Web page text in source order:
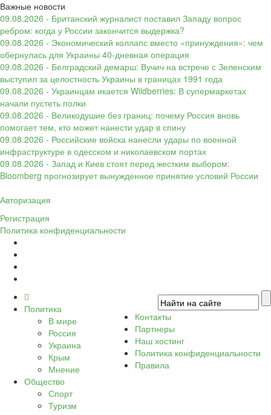
Важные новости
09.08.2026 - Британский журналист поставил Западу вопрос
ребром: когда у России закончится выдержка?
09.08.2026 - Экономический коллапс вместо «принуждения»: чем
обернулась для Украины 40-дневная операция
09.08.2026 - Белградский демарш: Вучич на встрече с Зеленским
выступил за целостность Украины в границах 1991 года
09.08.2026 - Украинцам икается Wildberries: В супермаркетах
начали пустеть полки
09.08.2026 - Великодушие без границ: почему Россия вновь
помогает тем, кто может нанести удар в спину
09.08.2026 - Российские войска нанесли удары по военной
инфраструктуре в одесском и николаевском портах
09.08.2026 - Запад и Киев стоят перед жестким выбором:
Bloomberg прогнозирует вынужденное принятие условий России
Авторизация
Регистрация
Политика конфиденциальности
Политика
В мире
Россия
Украина
Крым
Мнение
Общество
Спорт
Туризм
Контакты
Партнеры
Наш хостинг
Политика конфиденциальности
Правила